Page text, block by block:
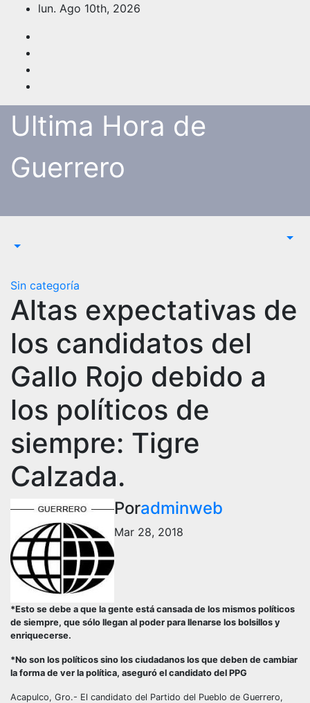
Saltar
contenido
lun. Ago 10th, 2026
Ultima Hora de
Guerrero
Sin categoría
Altas expectativas de
los candidatos del
Gallo Rojo debido a
los políticos de
siempre: Tigre
Calzada.
Poradminweb
Mar 28, 2018
*Esto se debe a que la gente está cansada de los mismos políticos
de siempre, que sólo llegan al poder para llenarse los bolsillos y
enriquecerse.
*No son los políticos sino los ciudadanos los que deben de cambiar
la forma de ver la política, aseguró el candidato del PPG
Acapulco, Gro.- El candidato del Partido del Pueblo de Guerrero,